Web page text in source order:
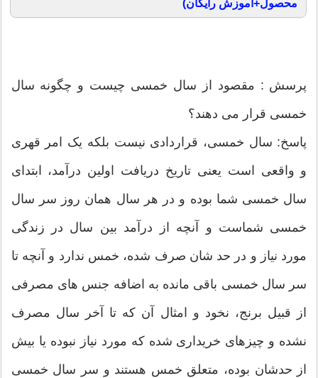
محصول+آموزش رایگان)
پرسش : مقصود از سال خمسی‌ چیست و چگونه سال
خمسی‌ قرار می دهند؟
پاسخ: سال خمسی‌، قراردادی‌ نیست بلکه یک امر قهری‌
و واقعی‌ است یعنی‌ تاریخ دریافت اولین درآمد، ابتدای
سال خمسی‌ شما بوده و در هر سال همان روز سر سال
خمسی‌ شماست و آنچه از درآمد بین سال در زندگی‌
مورد نیاز و در حد شان صرف شده، خمس ندارد و آنچه تا
سر سال خمسی‌ باقی‌ مانده به اضافه جنس های‌ مصرفی‌
از قبیل برنج، نخود و امثال آن که تا آخر سال مصرف
نشده و چیزهای‌ خریداری‌ شده که مورد نیاز نبوده یا بیش
از حدشان بوده، متعلق خمس هستند و سر سال خمسی‌